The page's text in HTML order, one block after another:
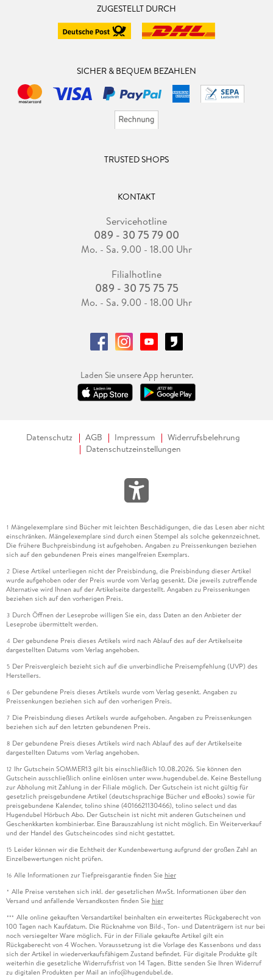
ZUGESTELLT DURCH
SICHER & BEQUEM BEZAHLEN
TRUSTED SHOPS
KONTAKT
Servicehotline
089 - 30 75 79 00
Mo. - Sa. 9.00 - 18.00 Uhr
Filialhotline
089 - 30 75 75 75
Mo. - Sa. 9.00 - 18.00 Uhr
Laden Sie unsere App herunter.
Datenschutz AGB Impressum
Widerrufsbelehrung
Datenschutzeinstellungen
1 Mängelexemplare sind Bücher mit leichten Beschädigungen, die das Lesen aber nicht
einschränken. Mängelexemplare sind durch einen Stempel als solche gekennzeichnet.
Die frühere Buchpreisbindung ist aufgehoben. Angaben zu Preissenkungen beziehen
sich auf den gebundenen Preis eines mangelfreien Exemplars.
2 Diese Artikel unterliegen nicht der Preisbindung, die Preisbindung dieser Artikel
wurde aufgehoben oder der Preis wurde vom Verlag gesenkt. Die jeweils zutreffende
Alternative wird Ihnen auf der Artikelseite dargestellt. Angaben zu Preissenkungen
beziehen sich auf den vorherigen Preis.
3 Durch Öffnen der Leseprobe willigen Sie ein, dass Daten an den Anbieter der
Leseprobe übermittelt werden.
4 Der gebundene Preis dieses Artikels wird nach Ablauf des auf der Artikelseite
dargestellten Datums vom Verlag angehoben.
5 Der Preisvergleich bezieht sich auf die unverbindliche Preisempfehlung (UVP) des
Herstellers.
6 Der gebundene Preis dieses Artikels wurde vom Verlag gesenkt. Angaben zu
Preissenkungen beziehen sich auf den vorherigen Preis.
7 Die Preisbindung dieses Artikels wurde aufgehoben. Angaben zu Preissenkungen
beziehen sich auf den letzten gebundenen Preis.
8 Der gebundene Preis dieses Artikels wird nach Ablauf des auf der Artikelseite
dargestellten Datums vom Verlag angehoben.
12 Ihr Gutschein SOMMER13 gilt bis einschließlich 10.08.2026. Sie können den
Gutschein ausschließlich online einlösen unter www.hugendubel.de. Keine Bestellung
zur Abholung mit Zahlung in der Filiale möglich. Der Gutschein ist nicht gültig für
gesetzlich preisgebundene Artikel (deutschsprachige Bücher und eBooks) sowie für
preisgebundene Kalender, tolino shine (4016621130466), tolino select und das
Hugendubel Hörbuch Abo. Der Gutschein ist nicht mit anderen Gutscheinen und
Geschenkkarten kombinierbar. Eine Barauszahlung ist nicht möglich. Ein Weiterverkauf
und der Handel des Gutscheincodes sind nicht gestattet.
15 Leider können wir die Echtheit der Kundenbewertung aufgrund der großen Zahl an
Einzelbewertungen nicht prüfen.
16 Alle Informationen zur Tiefpreisgarantie finden Sie hier
* Alle Preise verstehen sich inkl. der gesetzlichen MwSt. Informationen über den
Versand und anfallende Versandkosten finden Sie hier
*** Alle online gekauften Versandartikel beinhalten ein erweitertes Rückgaberecht von
100 Tagen nach Kaufdatum. Die Rücknahme von Bild-, Ton- und Datenträgern ist nur bei
noch versiegelter Ware möglich. Für in der Filiale gekaufte Artikel gilt ein
Rückgaberecht von 4 Wochen. Voraussetzung ist die Vorlage des Kassenbons und dass
sich der Artikel in wiederverkaufsfähigem Zustand befindet. Für digitale Produkte gilt
weiterhin die gesetzliche Widerrufsfrist von 14 Tagen. Bitte senden Sie Ihren Widerruf
zu digitalen Produkten per Mail an info@hugendubel.de.